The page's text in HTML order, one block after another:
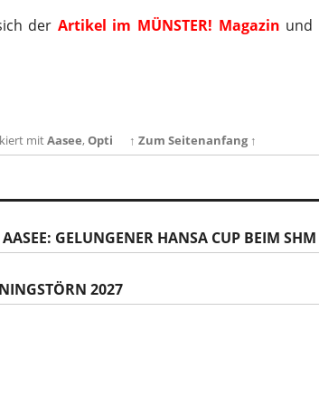
der Artikel im MÜNSTER! Magazin und
mitAasee,Opti ↑ Zum Seitenanfang ↑
GELUNGENER HANSA CUP BEIM SHM
2027